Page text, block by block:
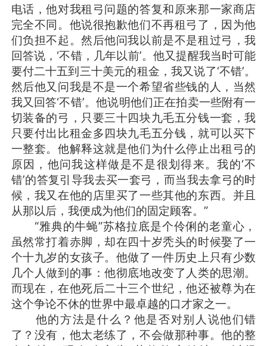
电话，他对我租弓问题的答复和原来那一家商店
完全不同。他说很抱歉他们不再租弓了，因为他
们负担不起。然后他问我以前是不是租过弓，我
回答说，‘不错，几年以前’。他又提醒我当时可能
要付二十五到三十美元的租金，我又说了‘不错’。
然后他又问我是不是一个希望省些钱的人，当然
我又回答‘不错’。他说明他们正在拍卖一些附有一
切装备的弓，只要三十四块九毛五分钱一套，我
只要付出比租金多四块九毛五分钱，就可以买下
一整套。他解释这就是他们为什么停止出租弓的
原因，他问我这样做是不是很划得来。我的‘不
错’的答复引导我去买一套弓，而当我去拿弓的时
候，我又在他的店里买了一些其他的东西。并且
从那以后，我便成为他们的固定顾客。”
“雅典的牛蝇”苏格拉底是个伶俐的老童心，
虽然常打着赤脚，却在四十岁秃头的时候娶了一
个十九岁的女孩子。他做了一件历史上只有少数
几个人做到的事：他彻底地改变了人类的思潮。
而现在，在他死后二十三个世纪，他还被尊为在
这个争论不休的世界中最卓越的口才家之一。
他的方法是什么？他是否对别人说他们错
了？没有，他太老练了，不会做那种事。他的整